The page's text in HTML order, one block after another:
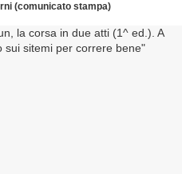
(comunicato stampa)